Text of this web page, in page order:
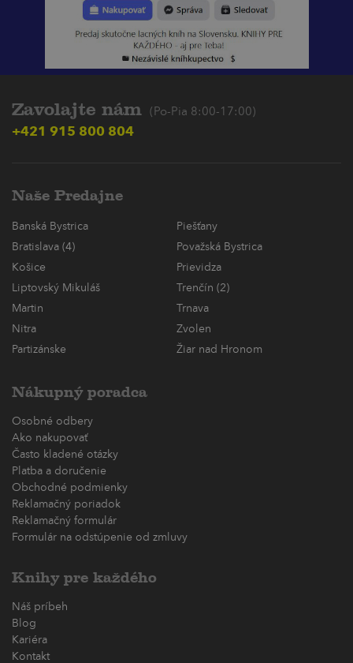
Zavolajte nám (Po-Pia 8:00-17:00)
+421 915 800 804
Naše Predajne
Banská Bystrica
Piešťany
Bratislava (4)
Považská Bystrica
Košice
Prievidza
Liptovský Mikuláš
Trenčín (2)
Martin
Trnava
Nitra
Zvolen
Partizánske
Žiar nad Hronom
Nákupný poradca
Osobné odbery
Ako nakupovať
Často kladené otázky
Platba a doručenie
Obchodné podmienky
Reklamačný poriadok
Reklamačný formulár
Formulár na odstúpenie od zmluvy
Knihy pre každého
Náš príbeh
Blog
Kariéra
Kontakt